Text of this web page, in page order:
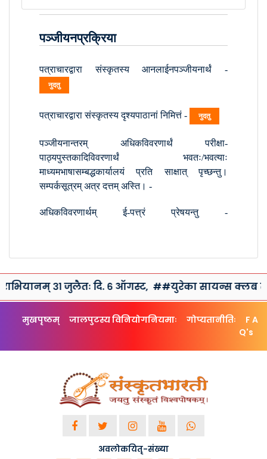
पञ्जीयनप्रक्रिया
पत्राचारद्वारा संस्कृतस्य आनलाईनपञ्जीयनार्थं -
नुदतु
पत्राचारद्वारा संस्कृतस्य दृश्यपाठानां निमित्तं - नुदतु
पञ्जीयनान्तरम् अधिकविवरणार्थं परीक्षा-
पाठ्यपुस्तकादिविवरणार्थं भवतः/भवत्याः
माध्यमभाषासम्बद्धकार्यालयं प्रति साक्षात् पृच्छन्तु।
सम्पर्कसूत्रम् अत्र दत्तम् अस्ति। -
अधिकविवरणार्थम् ई-पत्त्रं प्रेषयन्तु -
३१ जुलैतः दि. ६ ऑगस्ट,##युरेका सायन्स क्लब तथा
मुखपृष्ठम् जालपुटस्य विनियोगनियमाः गोप्यतानीतिः
F A
Q's
अवलोकयितृ-संख्या